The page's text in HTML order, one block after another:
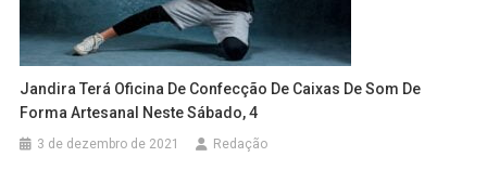
Jandira Terá Oficina De Confecção De Caixas De Som De
Forma Artesanal Neste Sábado, 4
3 de dezembro de 2021 Redação